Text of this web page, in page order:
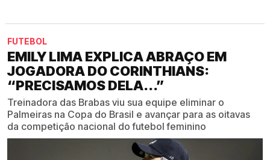
FUTEBOL
EMILY LIMA EXPLICA ABRAÇO EM
JOGADORA DO CORINTHIANS:
“PRECISAMOS DELA...”
Treinadora das Brabas viu sua equipe eliminar o
Palmeiras na Copa do Brasil e avançar para as oitavas
da competição nacional do futebol feminino